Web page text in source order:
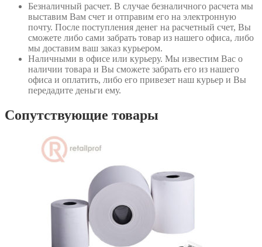
Безналичный расчет. В случае безналичного расчета мы
выставим Вам счет и отправим его на электронную
почту. После поступления денег на расчетный счет, Вы
сможете либо сами забрать товар из нашего офиса, либо
мы доставим ваш заказ курьером.
Наличными в офисе или курьеру. Мы известим Вас о
наличии товара и Вы сможете забрать его из нашего
офиса и оплатить, либо его привезет наш курьер и Вы
передадите деньги ему.
Сопутствующие товары